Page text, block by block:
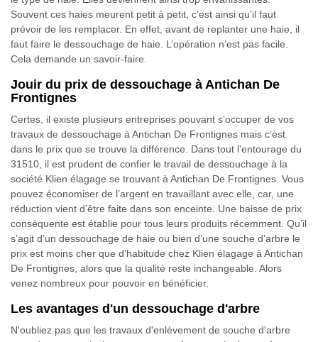
Souvent ces haies meurent petit à petit, c'est ainsi qu'il faut
prévoir de les remplacer. En effet, avant de replanter une haie, il
faut faire le dessouchage de haie. L’opération n’est pas facile.
Cela demande un savoir-faire.
Jouir du prix de dessouchage à Antichan De
Frontignes
Certes, il existe plusieurs entreprises pouvant s’occuper de vos
travaux de dessouchage à Antichan De Frontignes mais c’est
dans le prix que se trouve la différence. Dans tout l’entourage du
31510, il est prudent de confier le travail de dessouchage à la
société Klien élagage se trouvant à Antichan De Frontignes. Vous
pouvez économiser de l’argent en travaillant avec elle, car, une
réduction vient d’être faite dans son enceinte. Une baisse de prix
conséquente est établie pour tous leurs produits récemment. Qu’il
s’agit d’un dessouchage de haie ou bien d’une souche d’arbre le
prix est moins cher que d’habitude chez Klien élagage à Antichan
De Frontignes, alors que la qualité reste inchangeable. Alors
venez nombreux pour pouvoir en bénéficier.
Les avantages d'un dessouchage d'arbre
N'oubliez pas que les travaux d'enlèvement de souche d'arbre